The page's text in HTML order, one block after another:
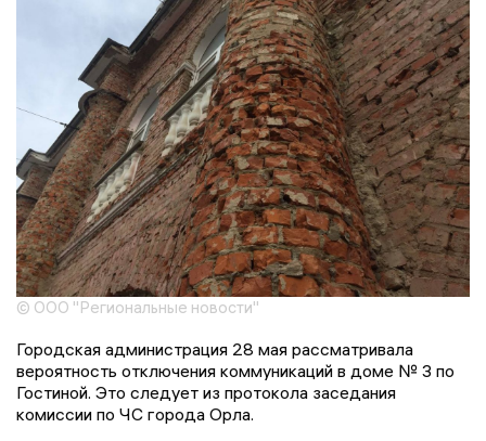
© ООО "Региональные новости"
Городская администрация 28 мая рассматривала
вероятность отключения коммуникаций в доме № 3 по
Гостиной. Это следует из протокола заседания
комиссии по ЧС города Орла.